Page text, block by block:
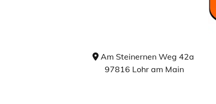
Am Steinernen Weg 42a
97816 Lohr am Main